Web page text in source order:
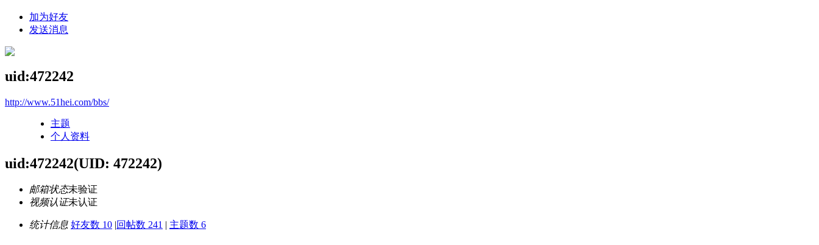
加为好友
发送消息
uid:472242
http://www.51hei.com/bbs/
主题
个人资料
uid:472242(UID: 472242)
邮箱状态未验证
视频认证未认证
统计信息 好友数 10 |回帖数 241 | 主题数 6